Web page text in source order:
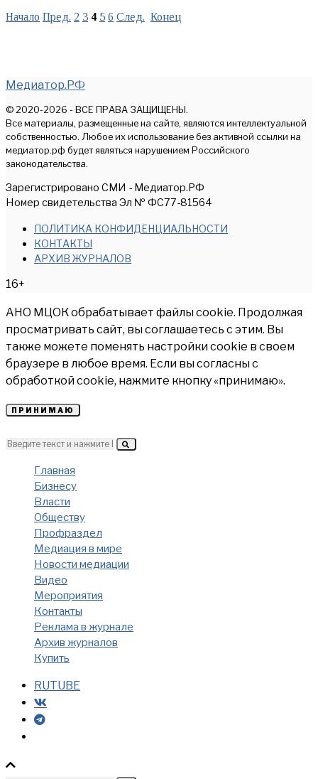
Начало Пред. 2 3 4 5 6 След. Конец
Медиатор.РФ
© 2020-2026 - ВСЕ ПРАВА ЗАЩИЩЕНЫ.
Все материалы, размещенные на сайте, являются интеллектуальной
собственностью. Любое их использование без активной ссылки на
медиатор.рф будет являться нарушением Российского
законодательства.
Зарегистрировано СМИ - Медиатор.РФ
Номер свидетельства Эл № ФС77-81564
ПОЛИТИКА КОНФИДЕНЦИАЛЬНОСТИ
КОНТАКТЫ
АРХИВ ЖУРНАЛОВ
16+
АНО МЦОК обрабатывает файлы cookie. Продолжая
просматривать сайт, вы соглашаетесь с этим. Вы
также можете поменять настройки cookie в своем
браузере в любое время. Если вы согласны с
обработкой cookie, нажмите кнопку «принимаю».
ПРИНИМАЮ
Главная
Бизнесу
Власти
Обществу
Профраздел
Медиация в мире
Новости медиации
Видео
Мероприятия
Контакты
Реклама в журнале
Архив журналов
Купить
RUTUBE